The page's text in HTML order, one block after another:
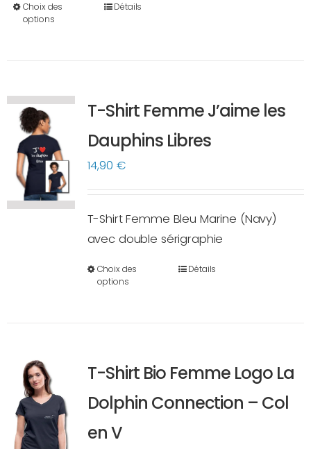
Choix des
options
Ce
Les
options
peuvent
être
choisies
sur
du
Détails
T-Shirt Femme J’aime les
Dauphins Libres
14,90 €
T-Shirt Femme Bleu Marine (Navy)
avec double sérigraphie
Choix des
options
Ce
Les
options
peuvent
Détails
T-Shirt Bio Femme Logo La
Dolphin Connection – Col
en V